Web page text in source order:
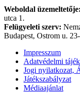
Weboldal üzemeltetője:
utca 1.
Felügyeleti szerv:
Budapest, Ostrom u.
Impresszum
Adatvédelmi
Jogi nyilatkozat,
Játékszabályzat
Médiaajánlat